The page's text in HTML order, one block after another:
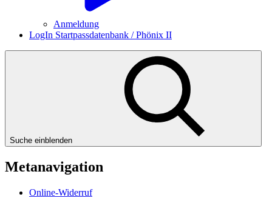
Anmeldung
LogIn Startpassdatenbank / Phönix II
Suche einblenden
Metanavigation
Online-Widerruf